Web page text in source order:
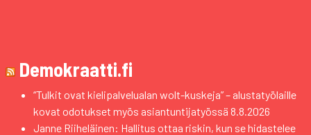
Demokraatti.fi
“Tulkit ovat kielipalvelualan wolt-kuskeja” – alustatyölaille
kovat odotukset myös asiantuntijatyössä 8.8.2026
Janne Riiheläinen: Hallitus ottaa riskin, kun se hidastelee